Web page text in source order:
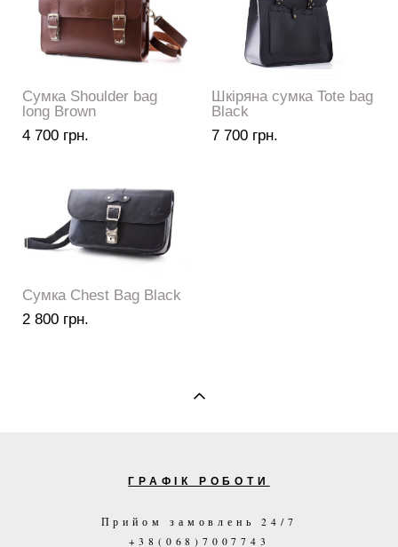
Сумка Shoulder bag
long Brown
4 700 грн.
Шкіряна сумка Tote bag
Black
7 700 грн.
Сумка Chest Bag Black
2 800 грн.
ГРАФІК РОБОТИ
Прийом замовлень 24/7
+38(068)7007743